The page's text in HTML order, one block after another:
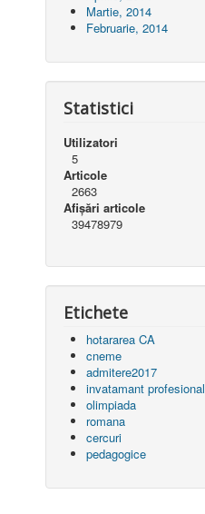
Martie, 2014
Februarie, 2014
Statistici
Utilizatori
5
Articole
2663
Afișări articole
39478979
Etichete
hotararea CA
cneme
admitere2017
invatamant profesional
olimpiada
romana
cercuri
pedagogice